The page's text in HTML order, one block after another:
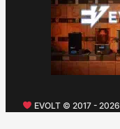
EVOLT © 2017 - 2026